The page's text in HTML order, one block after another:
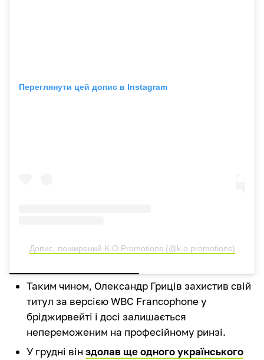
Переглянути цей допис в Instagram
Допис, поширений K.O.Promotions (@k.o.promotions)
Таким чином, Олександр Гриців захистив свій
титул за версією WBC Francophone у
бріджирвейті і досі залишається
непереможеним на професійному ринзі.
У грудні він здолав ще одного українського